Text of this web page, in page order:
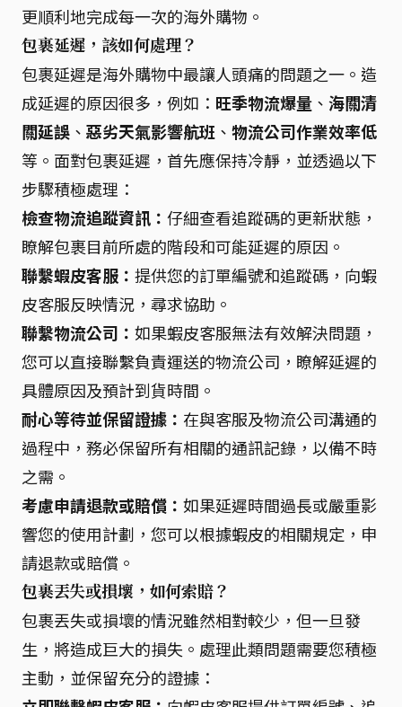
更順利地完成每一次的海外購物。
包裹延遲，該如何處理？
包裹延遲是海外購物中最讓人頭痛的問題之一。造
成延遲的原因很多，例如： 旺季物流爆量 、 海關清
關延誤 、 惡劣天氣影響航班 、 物流公司作業效率低
等。面對包裹延遲，首先應保持冷靜，並透過以下
步驟積極處理：
檢查物流追蹤資訊： 仔細查看追蹤碼的更新狀態，
瞭解包裹目前所處的階段和可能延遲的原因。
聯繫蝦皮客服： 提供您的訂單編號和追蹤碼，向蝦
皮客服反映情況，尋求協助。
聯繫物流公司： 如果蝦皮客服無法有效解決問題，
您可以直接聯繫負責運送的物流公司，瞭解延遲的
具體原因及預計到貨時間。
耐心等待並保留證據： 在與客服及物流公司溝通的
過程中，務必保留所有相關的通訊記錄，以備不時
之需。
考慮申請退款或賠償： 如果延遲時間過長或嚴重影
響您的使用計劃，您可以根據蝦皮的相關規定，申
請退款或賠償。
包裹丟失或損壞，如何索賠？
包裹丟失或損壞的情況雖然相對較少，但一旦發
生，將造成巨大的損失。處理此類問題需要您積極
主動，並保留充分的證據：